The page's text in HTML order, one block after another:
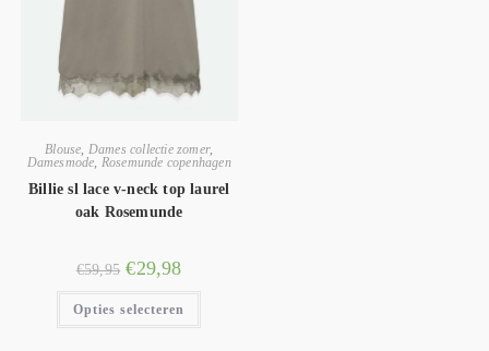
Blouse Dames collectie zomer,
Damesmode Rosemunde copenhagen
Billie sl lace v-neck top laurel
oak Rosemunde
€59,95 €29,98
Opties selecteren